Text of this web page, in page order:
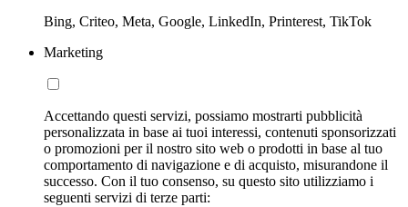
Bing, Criteo, Meta, Google, LinkedIn, Printerest, TikTok
Marketing
Accettando questi servizi, possiamo mostrarti pubblicità
personalizzata in base ai tuoi interessi, contenuti sponsorizzati
o promozioni per il nostro sito web o prodotti in base al tuo
comportamento di navigazione e di acquisto, misurandone il
successo. Con il tuo consenso, su questo sito utilizziamo i
seguenti servizi di terze parti: